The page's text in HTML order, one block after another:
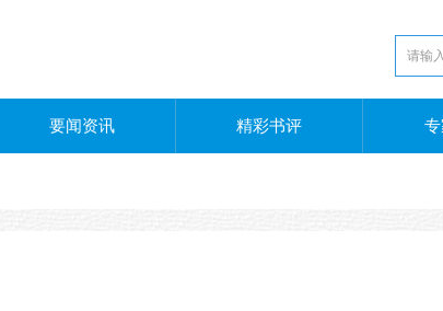
要闻资讯 精彩书评